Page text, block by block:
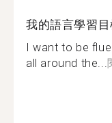
我的語言學習目
I want to be
all around the...